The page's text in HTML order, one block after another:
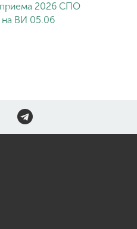
2026 СПО
на ВИ 05.06